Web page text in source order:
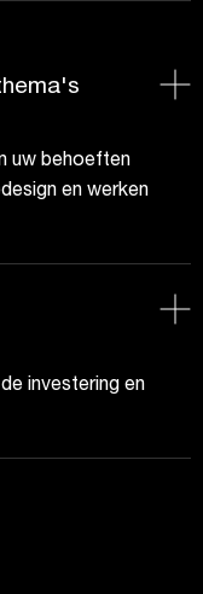
uw behoeften
en werken
investering en